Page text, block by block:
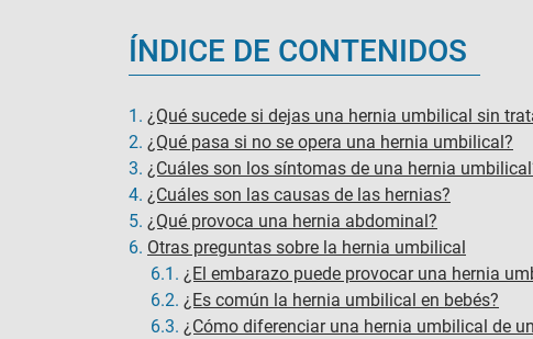
ÍNDICE DE CONTENIDOS
1. ¿Qué sucede si dejas una hernia umbilical sin
2. ¿Qué pasa si no se opera una hernia umbilical?
3. ¿Cuáles son los síntomas de una hernia
4. ¿Cuáles son las causas de las hernias?
5. ¿Qué provoca una hernia abdominal?
6. Otras preguntas sobre la hernia umbilical
6.1. ¿El embarazo puede provocar una hernia
6.2. ¿Es común la hernia umbilical en bebés?
6.3. ¿Cómo diferenciar una hernia umbilical de